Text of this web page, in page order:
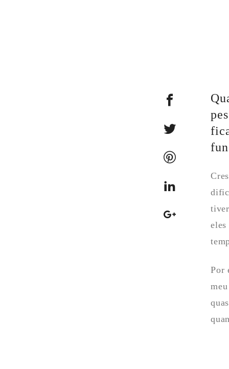
Por